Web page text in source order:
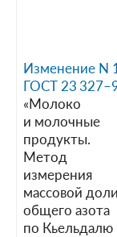
Изменение N
ГОСТ 23
«Молоко
и молочные
продукты.
Метод
измерения
массовой доли
общего азота
по Кьельдалю